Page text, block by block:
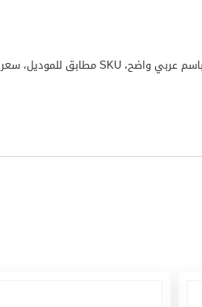
شاشة نيكاي 43 بوصة LED موديل TRO43LED منتج من علامة نيكاي مناسب للاستخدام المنزلي واليومي. تم تجهيز هذا المنتج لملف WooCommerce باسم عربي واضح، SKU مطابق للموديل، سعر